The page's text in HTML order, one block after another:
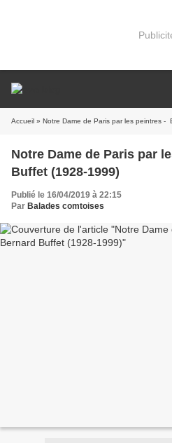
Accueil » Notre Dame de Paris par les peintres -
Notre Dame de Paris par les
Buffet (1928-1999)
Publié le 16/04/2019 à 22:15
Par Balades comtoises